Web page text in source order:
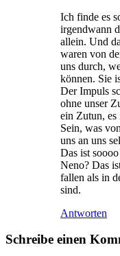
Ich finde es
irgendwann
allein. Und
waren von
uns durch,
können. Sie
Der Impuls
ohne unser
ein Zutun, es
Sein, was
uns an uns
Das ist
Neno? Das
fallen als in
sind.
Antworten
Schreibe einen